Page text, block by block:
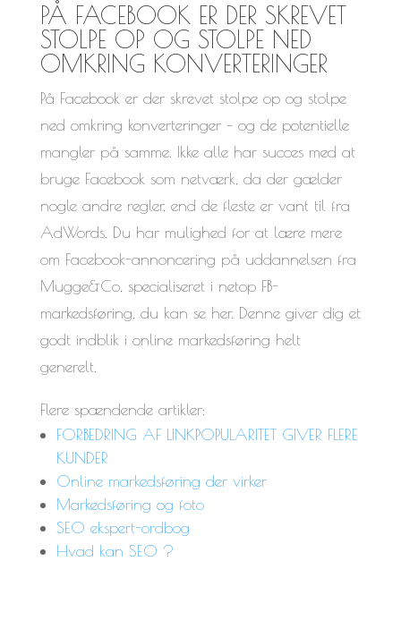
PÅ FACEBOOK ER DER SKREVET
STOLPE OP OG STOLPE NED
OMKRING KONVERTERINGER
På Facebook er der skrevet stolpe op og stolpe
ned omkring konverteringer – og de potentielle
mangler på samme. Ikke alle har succes med at
bruge Facebook som netværk, da der gælder
nogle andre regler, end de fleste er vant til fra
AdWords. Du har mulighed for at lære mere
om Facebook-annoncering på uddannelsen fra
Mugge&Co, specialiseret i netop FB-
markedsføring, du kan se her. Denne giver dig et
godt indblik i online markedsføring helt
generelt.
Flere spændende artikler:
FORBEDRING AF LINKPOPULARITET GIVER FLERE
KUNDER
Online markedsføring der virker
Markedsføring og foto
SEO ekspert-ordbog
Hvad kan SEO ?